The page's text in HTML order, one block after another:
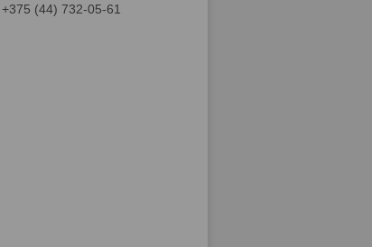
+375 (44) 732-05-61